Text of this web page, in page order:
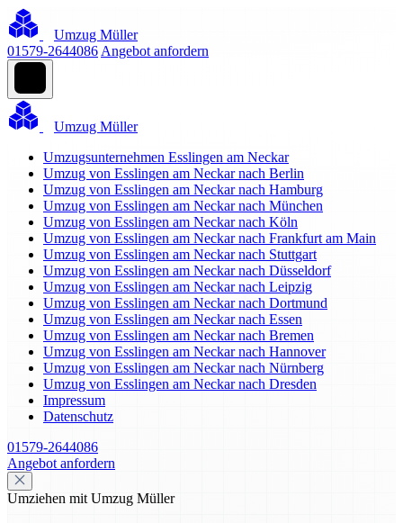
Umzug Müller
01579-2644086 Angebot anfordern
Umzug Müller
Umzugsunternehmen Esslingen am Neckar
Umzug von Esslingen am Neckar nach Berlin
Umzug von Esslingen am Neckar nach Hamburg
Umzug von Esslingen am Neckar nach München
Umzug von Esslingen am Neckar nach Köln
Umzug von Esslingen am Neckar nach Frankfurt am Main
Umzug von Esslingen am Neckar nach Stuttgart
Umzug von Esslingen am Neckar nach Düsseldorf
Umzug von Esslingen am Neckar nach Leipzig
Umzug von Esslingen am Neckar nach Dortmund
Umzug von Esslingen am Neckar nach Essen
Umzug von Esslingen am Neckar nach Bremen
Umzug von Esslingen am Neckar nach Hannover
Umzug von Esslingen am Neckar nach Nürnberg
Umzug von Esslingen am Neckar nach Dresden
Impressum
Datenschutz
01579-2644086
Angebot anfordern
Umziehen mit Umzug Müller